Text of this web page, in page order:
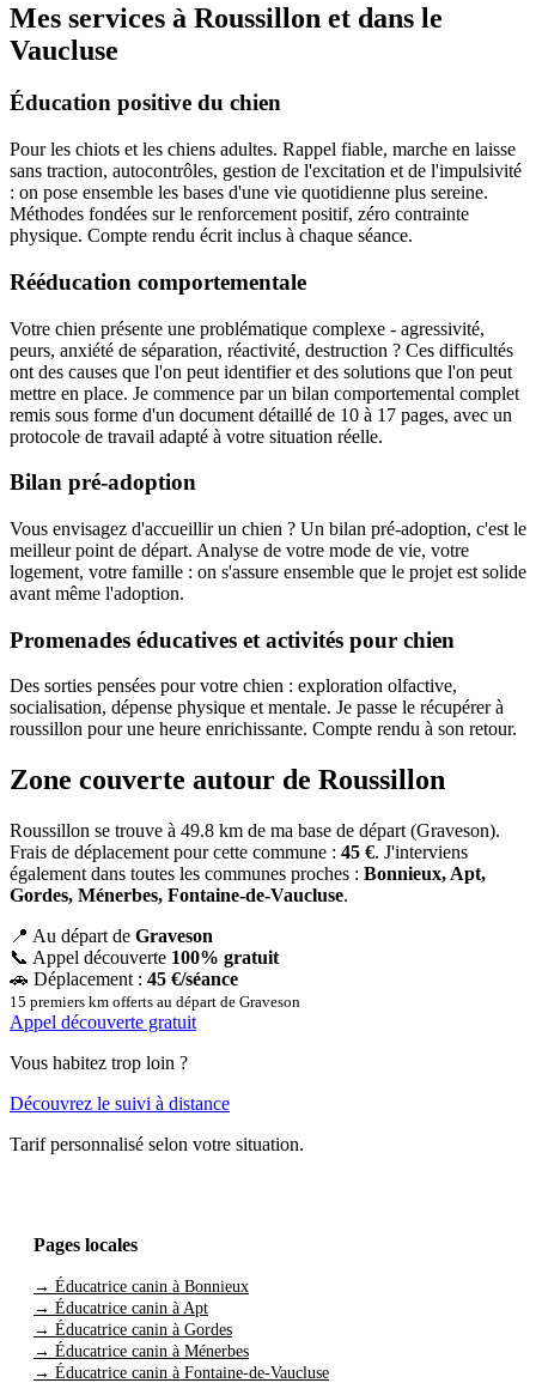
Mes services à Roussillon et dans le
Vaucluse
Éducation positive du chien
Pour les chiots et les chiens adultes. Rappel fiable, marche en laisse
sans traction, autocontrôles, gestion de l'excitation et de l'impulsivité
: on pose ensemble les bases d'une vie quotidienne plus sereine.
Méthodes fondées sur le renforcement positif, zéro contrainte
physique. Compte rendu écrit inclus à chaque séance.
Rééducation comportementale
Votre chien présente une problématique complexe - agressivité,
peurs, anxiété de séparation, réactivité, destruction ? Ces difficultés
ont des causes que l'on peut identifier et des solutions que l'on peut
mettre en place. Je commence par un bilan comportemental complet
remis sous forme d'un document détaillé de 10 à 17 pages, avec un
protocole de travail adapté à votre situation réelle.
Bilan pré-adoption
Vous envisagez d'accueillir un chien ? Un bilan pré-adoption, c'est le
meilleur point de départ. Analyse de votre mode de vie, votre
logement, votre famille : on s'assure ensemble que le projet est solide
avant même l'adoption.
Promenades éducatives et activités pour chien
Des sorties pensées pour votre chien : exploration olfactive,
socialisation, dépense physique et mentale. Je passe le récupérer à
roussillon pour une heure enrichissante. Compte rendu à son retour.
Zone couverte autour de Roussillon
Roussillon se trouve à 49.8 km de ma base de départ (Graveson).
Frais de déplacement pour cette commune : 45 €. J'interviens
également dans toutes les communes proches : Bonnieux, Apt,
Gordes, Ménerbes, Fontaine-de-Vaucluse.
📍 Au départ de Graveson
📞 Appel découverte 100% gratuit
🚗 Déplacement : 45 €/séance
15 premiers km offerts au départ de Graveson
Appel découverte gratuit
Vous habitez trop loin ?
Découvrez le suivi à distance
Tarif personnalisé selon votre situation.
Pages locales
→ Éducatrice canin à Bonnieux
→ Éducatrice canin à Apt
→ Éducatrice canin à Gordes
→ Éducatrice canin à Ménerbes
→ Éducatrice canin à Fontaine-de-Vaucluse